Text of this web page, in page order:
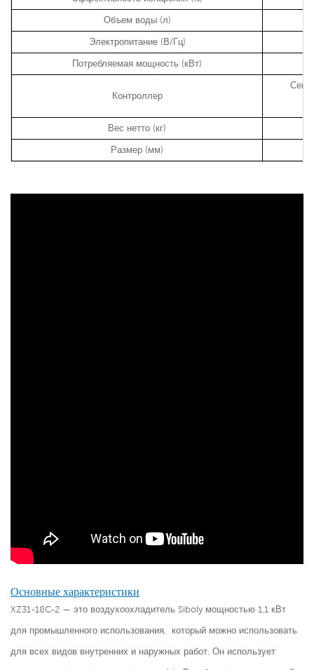
Объем воды (л)
Электропитание (В/Гц)
Потребляемая мощность (кВт)
Контроллер
Вес нетто (кг)
Размер (мм)
Основные характеристики
XZ31-18C-2 — это воздухоохладитель Siboly мощностью 1,1 кВт
для промышленного использования, который можно использовать
для всех видов внутренних и наружных работ. Он использует